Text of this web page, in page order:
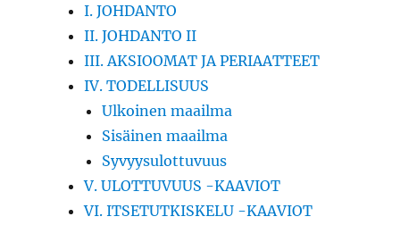
I. JOHDANTO
II. JOHDANTO II
III. AKSIOOMAT JA PERIAATTEET
IV. TODELLISUUS
Ulkoinen maailma
Sisäinen maailma
Syvyysulottuvuus
V. ULOTTUVUUS -KAAVIOT
VI. ITSETUTKISKELU -KAAVIOT